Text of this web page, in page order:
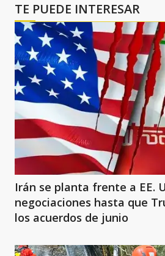
TE PUEDE INTERESAR
Irán se planta frente a EE.
negociaciones hasta que
los acuerdos de junio